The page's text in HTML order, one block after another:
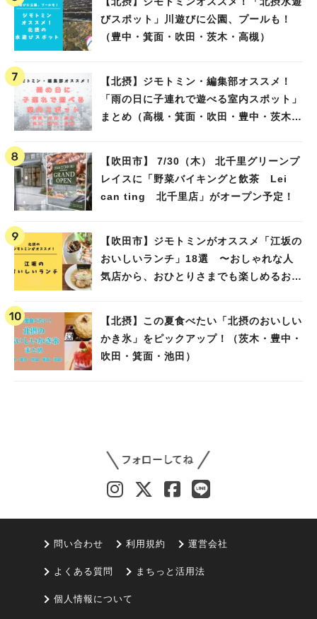
びスポット」川遊びに公園、プールも！
（豊中・箕面・吹田・茨木・高槻）
【北摂】ジモトミン・編集部オススメ！
「雨の日に子連れで遊べる室内スポット」
まとめ（高槻・箕面・吹田・豊中・茨木・
【吹田市】 7/30（木） 北千里グリーンプ
レイスに「野菜バイキングと飲茶 Lei
can ting 北千里店」がオープン予定！
【吹田市】ジモトミンがオススメ「江坂の
おいしいランチ」18選 〜おしゃれな人
気店から、おひとりさまでも楽しめるお店
【北摂】この夏食べたい「北摂のおいしい
かき氷」をピックアップ！（茨木・豊中・
吹田・箕面・池田）
問い合わせ 利用規約 運営会社
よくある質問 まちっと活用法
個人情報について